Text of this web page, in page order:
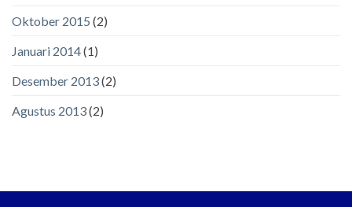
Oktober 2015 (2)
Januari 2014(1)
Desember 2013(2)
Agustus 2013(2)